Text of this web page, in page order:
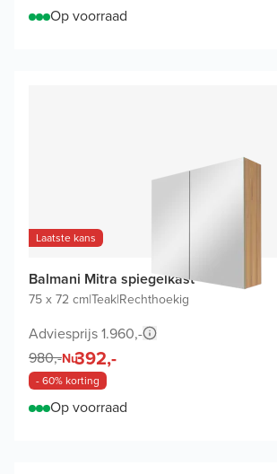
Op voorraad
Laatste kans
Balmani Mitra spiegelkast
75 x 72 cm|Teak|Rechthoekig
Adviesprijs 1.960,-
980,-Nu392,-
- 60% korting
Op voorraad